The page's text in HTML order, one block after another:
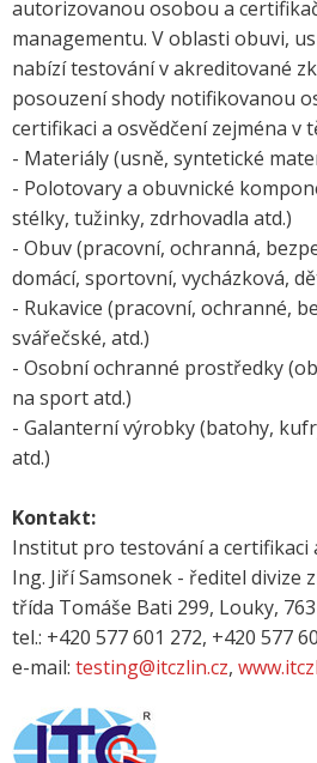
autorizovanou osobou a
managementu. V oblasti obuvi,
nabízí testování v akreditované
posouzení shody notifikovanou
certifikaci a osvědčení zejména v
- Materiály (usně, syntetické
- Polotovary a obuvnické
stélky, tužinky, zdrhovadla atd.)
- Obuv (pracovní, ochranná,
domácí, sportovní, vycházková,
- Rukavice (pracovní, ochranné,
svářečské, atd.)
- Osobní ochranné prostředky
na sport atd.)
- Galanterní výrobky (batohy,
atd.)
Kontakt:
Institut pro testování a certifikaci
Ing. Jiří Samsonek - ředitel divize
třída Tomáše Bati 299, Louky,
tel.: +420 577 601 272, +420 577
e-mail: testing@itczlin.cz,